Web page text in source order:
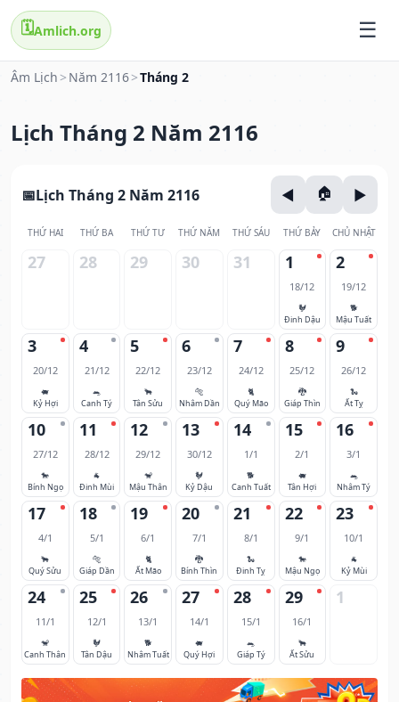
🗓️Amlich.org
Âm Lịch > Năm 2116>Tháng 2
Lịch Tháng 2 Năm 2116
Lịch Tháng 2 Năm 2116
THỨ HAI THỨ BA THỨ TƯ THỨ NĂM THỨ SÁU THỨ BẢY CHỦ NHẬT
27 28 29 30 31 1
18/12
🐓
Đinh Dậu
2
19/12
🐕
Mậu Tuất
3
20/12
🐖
Kỷ Hợi
4
21/12
🐀
Canh Tý
5
22/12
🐂
Tân Sửu
6
23/12
🐅
Nhâm Dần
7
24/12
🐈
Quý Mão
8
25/12
🐉
Giáp Thìn
9
26/12
🐍
Ất Tỵ
10
27/12
🐎
Bính Ngọ
11
28/12
🐐
Đinh Mùi
12
29/12
🐒
Mậu Thân
13
30/12
🐓
Kỷ Dậu
14
1/1
🐕
Canh Tuất
15
2/1
🐖
Tân Hợi
16
3/1
🐀
Nhâm Tý
17
4/1
🐂
Quý Sửu
18
5/1
🐅
Giáp Dần
19
6/1
🐈
Ất Mão
20
7/1
🐉
Bính Thìn
21
8/1
🐍
Đinh Tỵ
22
9/1
🐎
Mậu Ngọ
23
10/1
🐐
Kỷ Mùi
24
11/1
🐒
Canh Thân
25
12/1
🐓
Tân Dậu
26
13/1
🐕
Nhâm Tuất
27
14/1
🐖
Quý Hợi
28
15/1
🐀
Giáp Tý
29
16/1
🐂
Ất Sửu
1